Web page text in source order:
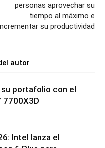
personas aprovechar su
tiempo al máximo e
su productividad
autor
portafolio con el
7700X3D
Intel lanza el